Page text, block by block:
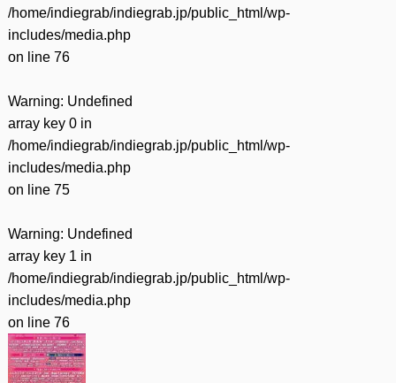
/home/indiegrab/indiegrab.jp/public_html/wp-
includes/media.php
on line 76
Warning: Undefined
array key 0 in
/home/indiegrab/indiegrab.jp/public_html/wp-
includes/media.php
on line 75
Warning: Undefined
array key 1 in
/home/indiegrab/indiegrab.jp/public_html/wp-
includes/media.php
on line 76